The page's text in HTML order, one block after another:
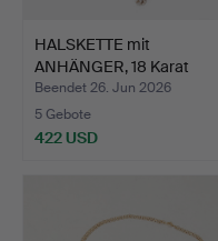
HALSKETTE mit
ANHÄNGER, 18 Karat
Weißgold …
Beendet 26. Jun 2026
5 Gebote
422 USD